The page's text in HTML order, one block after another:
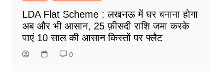
LDA Flat Scheme : लखनऊ में घर बनाना होगा
अब और भी आसान, 25 फ़ीसदी राशि जमा करके
पाएं 10 साल की आसान किस्तों पर फ्लैट
0